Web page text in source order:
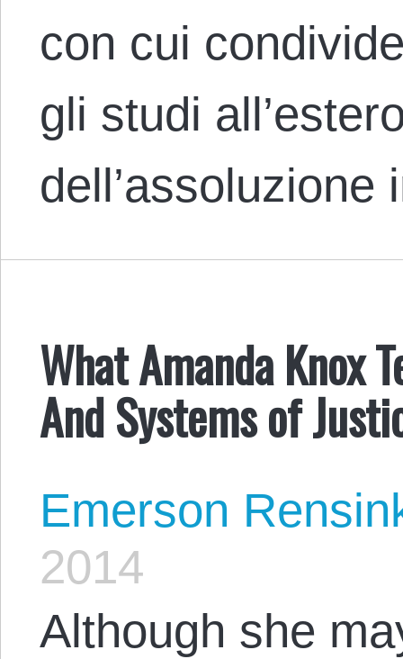
con cui
gli studi
What Amanda Knox
And Systems of
Emerson
2014
Although she